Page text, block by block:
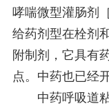
哮喘微型灌肠剂
给药剂型在栓剂
附制剂，它具有
点。中药也已经
中药呼吸道粘